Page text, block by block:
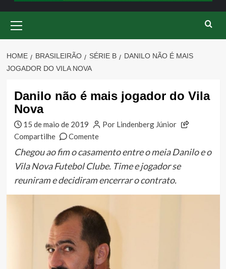
Menu
HOME BRASILEIRÃO SÉRIE B
DANILO NÃO É MAIS
JOGADOR DO VILA NOVA
Danilo não é mais jogador do Vila
Nova
15 de maio de 2019
Por Lindenberg Júnior
Compartilhe
Comente
Chegou ao fim o casamento entre o meia Danilo e o
Vila Nova Futebol Clube. Time e jogador se
reuniram e decidiram encerrar o contrato.